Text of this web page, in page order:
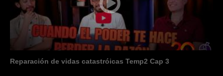
Reparación de vidas catastróicas Temp2 Cap 3